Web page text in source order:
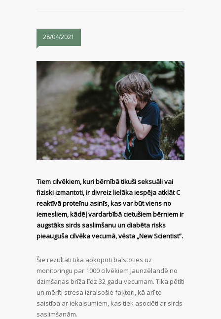
28/04/2021
Tiem cilvēkiem, kuri bērnībā tikuši seksuāli vai
fiziski izmantoti, ir divreiz lielāka iespēja atklāt C
reaktīvā proteīnu asinīs, kas var būt viens no
iemesliem, kādēļ vardarbībā cietušiem bērniem ir
augstāks sirds saslimšanu un diabēta risks
pieauguša cilvēka vecumā, vēsta „New Scientist”.
Šie rezultāti tika apkopoti balstoties uz
monitoringu par 1000 cilvēkiem Jaunzēlandē no
dzimšanas brīža līdz 32 gadu vecumam. Tika pētīti
un mērīti stresa izraisošie faktori, kā arī to
saistība ar iekaisumiem, kas tiek asociēti ar sirds
saslimšanām.